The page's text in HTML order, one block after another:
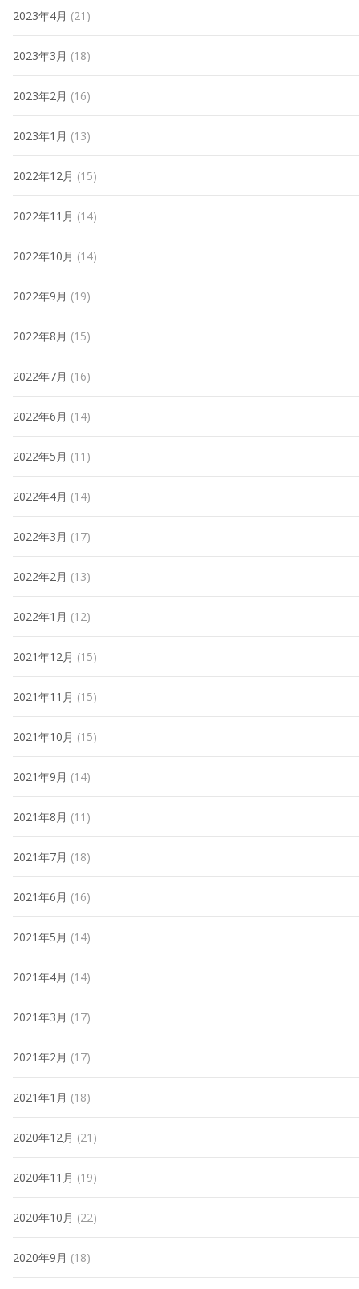
2023年4月 (21)
2023年3月 (18)
2023年2月 (16)
2023年1月 (13)
2022年12月 (15)
2022年11月 (14)
2022年10月 (14)
2022年9月 (19)
2022年8月 (15)
2022年7月 (16)
2022年6月 (14)
2022年5月 (11)
2022年4月 (14)
2022年3月 (17)
2022年2月 (13)
2022年1月 (12)
2021年12月 (15)
2021年11月 (15)
2021年10月 (15)
2021年9月 (14)
2021年8月 (11)
2021年7月 (18)
2021年6月 (16)
2021年5月 (14)
2021年4月 (14)
2021年3月 (17)
2021年2月 (17)
2021年1月 (18)
2020年12月 (21)
2020年11月 (19)
2020年10月 (22)
2020年9月 (18)